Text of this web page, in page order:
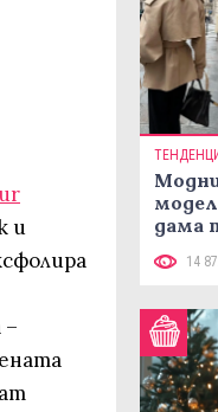
и
–
дама
14